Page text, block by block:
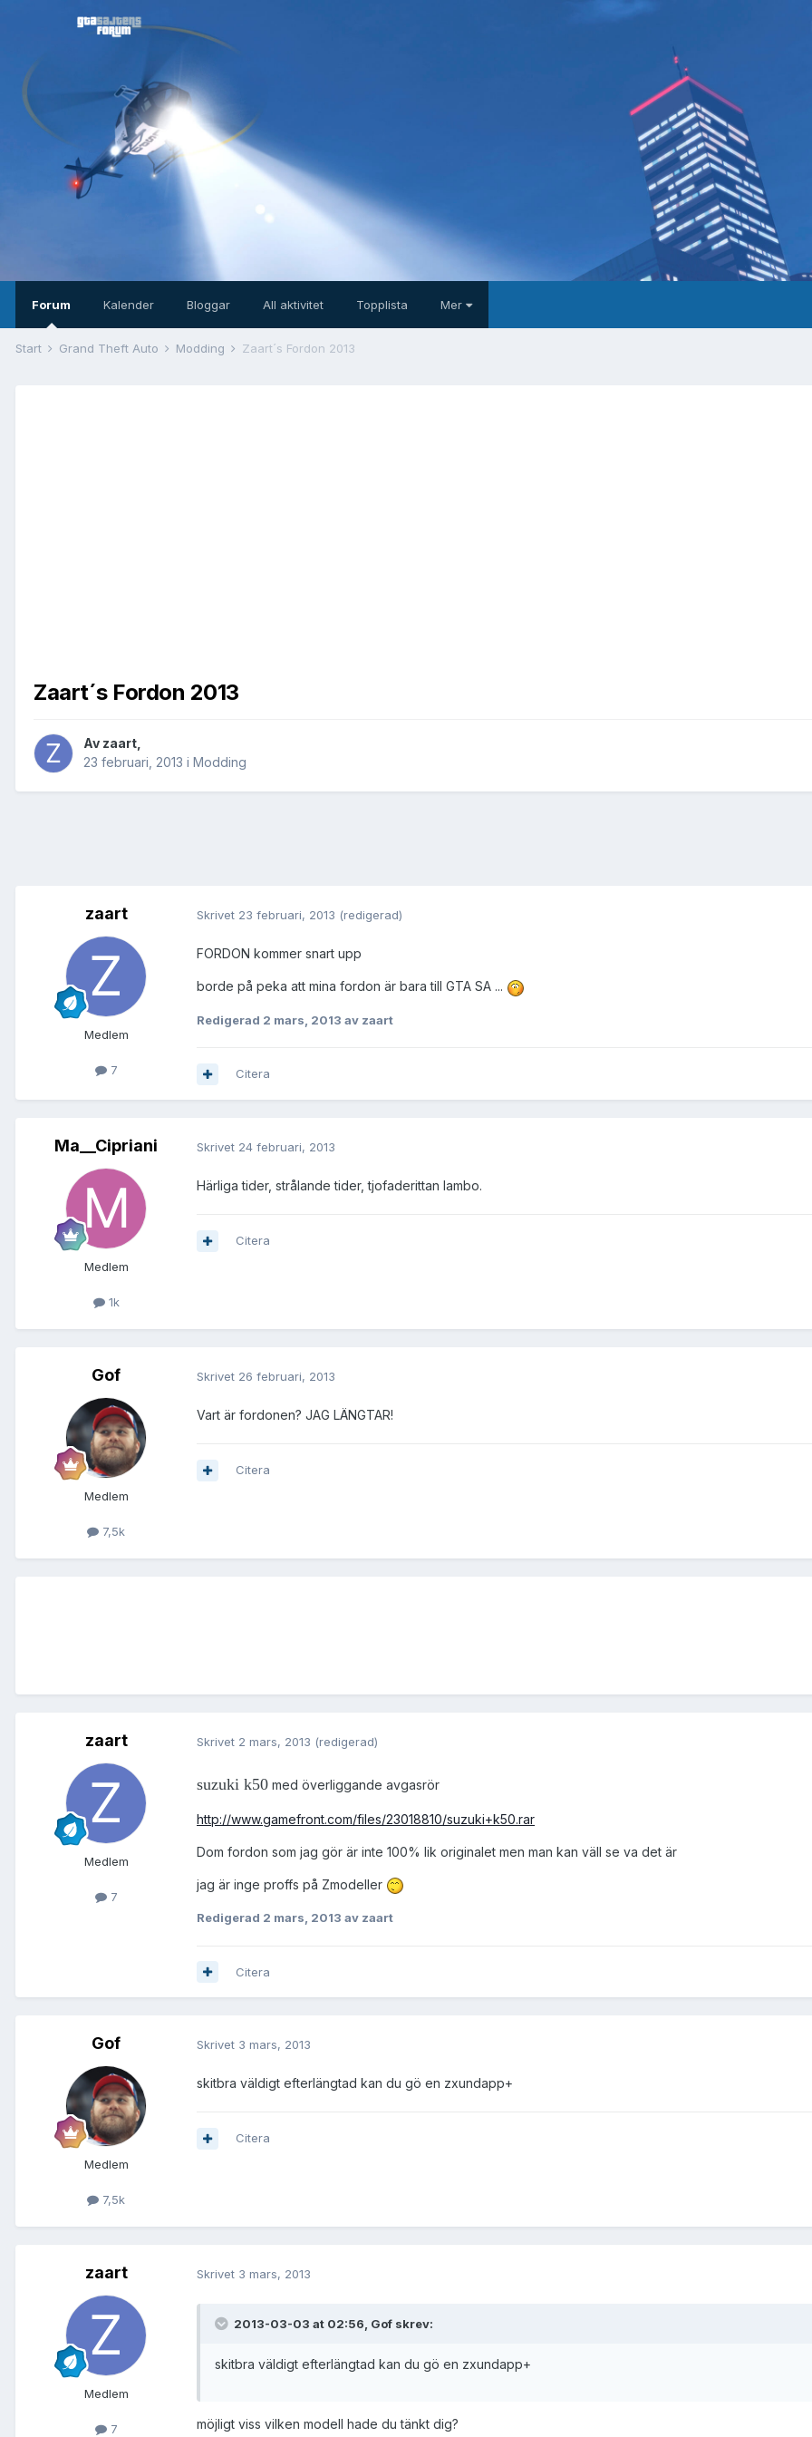
Forum Kalender Bloggar All aktivitet Topplista Mer
Start Grand Theft Auto Modding Zaart´s Fordon 2013
Zaart´s Fordon 2013
Av zaart
23 februari, 2013 i Modding
zaart
Medlem
7
Skrivet 23 februari, 2013 (redigerad)
FORDON kommer snart upp
borde på peka att mina fordon är bara till GTA SA ...
Redigerad 2 mars, 2013 av zaart
Citera
Ma__Cipriani
Medlem
1k
Skrivet 24 februari, 2013
Härliga tider, strålande tider, tjofaderittan lambo.
Citera
Gof
Medlem
7,5k
Skrivet 26 februari, 2013
Vart är fordonen? JAG LÄNGTAR!
Citera
zaart
Medlem
7
Skrivet 2 mars, 2013 (redigerad)
suzuki k50 med överliggande avgasrör
http://www.gamefront.com/files/23018810/suzuki+k50.rar
Dom fordon som jag gör är inte 100% lik originalet men man kan väll se va det är
jag är inge proffs på Zmodeller
Redigerad 2 mars, 2013 av zaart
Citera
Gof
Medlem
7,5k
Skrivet 3 mars, 2013
skitbra väldigt efterlängtad kan du gö en zxundapp+
Citera
zaart
Medlem
7
Skrivet 3 mars, 2013
2013-03-03 at 02:56, Gof skrev:
skitbra väldigt efterlängtad kan du gö en zxundapp+
möjligt viss vilken modell hade du tänkt dig?